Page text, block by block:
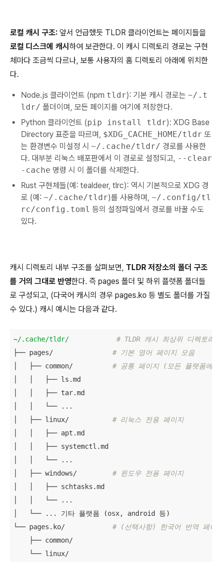
로컬 캐시 구조: 앞서 언급했듯 TLDR 클라이언트는 페이지들을
로컬 디스크에 캐시 하여 보관한다. 이 캐시 디렉토리 경로는 구현
체마다 조금씩 다르나, 보통 사용자의 홈 디렉토리 아래에 위치한
다.
Node.js 클라이언트 (npm tldr): 기본 캐시 경로는 ~/.t
ldr/ 폴더이며, 모든 페이지를 여기에 저장한다.
Python 클라이언트 (pip install tldr): XDG Base
Directory 표준을 따르며, $XDG_CACHE_HOME/tldr 또
는 환경변수 미설정 시 ~/.cache/tldr/ 경로를 사용한
다. 대부분 리눅스 배포판에서 이 경로로 설정되고, --clear
-cache 명령 시 이 폴더를 삭제한다.
Rust 구현체들(예: tealdeer, tlrc): 역시 기본적으로 XDG 경
로 (예: ~/.cache/tldr)를 사용하며, ~/.config/tl
rc/config.toml 등의 설정파일에서 경로를 바꿀 수도
있다.
캐시 디렉토리 내부 구조를 살펴보면, TLDR 저장소의 폴더 구조
를 거의 그대로 반영한다. 즉 pages 폴더 및 하위 플랫폼 폴더들
로 구성되고, (다국어 캐시의 경우 pages.ko 등 별도 폴더를 가질
수 있다.) 캐시 예시는 다음과 같다.
~/.cache/tldr/
# TLDR 캐시 최상위 디렉토리
├── pages/ # 기본 영어 페이지 모음
│   ├── common/ # 공통 페이지 (모든 플랫폼에
│   │   ├── ls.md
│   │   ├── tar.md
│   │   └── ...
│   ├── linux/ # 리눅스 전용 페이지
│   │   ├── apt.md
│   │   ├── systemctl.md
│   │   └── ...
│   ├── windows/ # 윈도우 전용 페이지
│   │   ├── schtasks.md
│   │   └── ...
│   └── ... 기타 플랫폼 (osx, android 등)
└── pages.ko/ # (선택사항) 한국어 번역 페이
    ├── common/
    └── linux/